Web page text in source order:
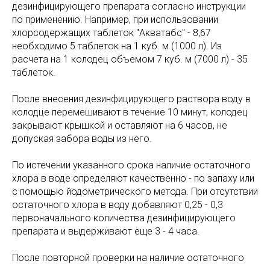
дезинфицирующего препарата согласно инструкции
по применению. Например, при использовании
хлорсодержащих таблеток "Акватабс" - 8,67
необходимо 5 таблеток на 1 куб. м (1000 л). Из
расчета на 1 колодец объемом 7 куб. м (7000 л) - 35
таблеток.
После внесения дезинфицирующего раствора воду в
колодце перемешивают в течение 10 минут, колодец
закрывают крышкой и оставляют на 6 часов, не
допуская забора воды из него.
По истечении указанного срока наличие остаточного
хлора в воде определяют качественно - по запаху или
с помощью йодометрического метода. При отсутствии
остаточного хлора в воду добавляют 0,25 - 0,3
первоначального количества дезинфицирующего
препарата и выдерживают еще 3 - 4 часа.
После повторной проверки на наличие остаточного